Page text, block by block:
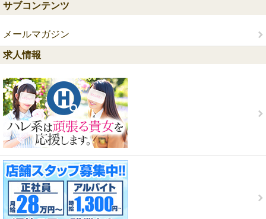
サブコンテンツ
メールマガジン
求人情報